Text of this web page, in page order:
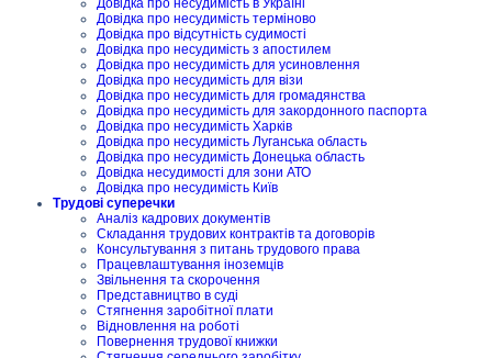
Довідка про несудимість в Україні
Довідка про несудимість терміново
Довідка про відсутність судимості
Довідка про несудимість з апостилем
Довідка про несудимість для усиновлення
Довідка про несудимість для візи
Довідка про несудимість для громадянства
Довідка про несудимість для закордонного паспорта
Довідка про несудимість Харків
Довідка про несудимість Луганська область
Довідка про несудимість Донецька область
Довідка несудимості для зони АТО
Довідка про несудимість Київ
Трудові суперечки
Аналіз кадрових документів
Складання трудових контрактів та договорів
Консультування з питань трудового права
Працевлаштування іноземців
Звільнення та скорочення
Представництво в суді
Стягнення заробітної плати
Відновлення на роботі
Повернення трудової книжки